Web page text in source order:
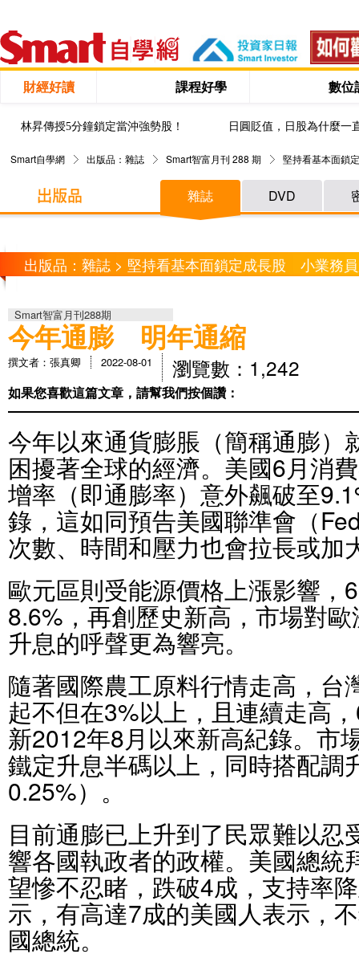
財經好讀 課程好學 數位
林昇傳授5分鐘鎖定當沖強勢股！ 日圓貶值，日股為什麼一
Smart自學網 出版品：雜誌 Smart智富月刊 288 期 堅持看基本面鎖
雜誌 DVD
出版品：雜誌 > 堅持看基本面鎖定成長股 小業務
Smart智富月刊288期
今年通膨 明年通縮
撰文者：張真卿 2022-08-01 瀏覽數：1,242
如果您喜歡這篇文章，請幫我們按個讚：
今年以來通貨膨脹（簡稱通膨）
困擾著全球的經濟。美國6月消
增率（即通膨率）意外飆破至
錄，這如同預告美國聯準會（
次數、時間和壓力也會拉長或加
歐元區則受能源價格上漲影響，
8.6%，再創歷史新高，市場對
升息的呼聲更為響亮。
隨著國際農工原料行情走高，台
起不但在3%以上，且連續走高
新2012年8月以來新高紀錄。市
鐵定升息半碼以上，同時搭配調
0.25%）。
目前通膨已上升到了民眾難以忍
響各國執政者的政權。美國總統
望慘不忍睹，跌破4成，支持率
示，有高達7成的美國人表示，
國總統。